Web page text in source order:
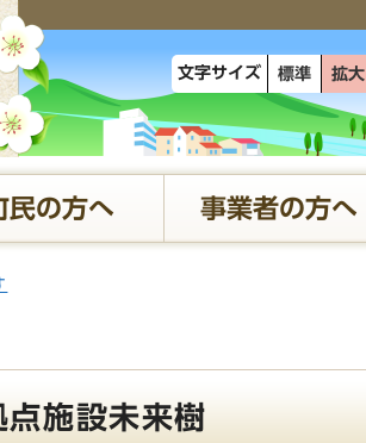
文字サイズ 標準 拡大
民の方へ 事業者の方へ
施設未来樹